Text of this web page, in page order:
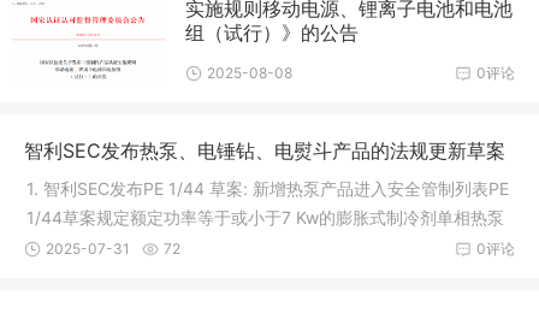
实施规则移动电源、锂离子电池和电池
组（试行）》的公告
0评论
2025-08-08
智利SEC发布热泵、电锤钻、电熨斗产品的法规更新草案
1. 智利SEC发布PE 1/44 草案: 新增热泵产品进入安全管制列表PE
1/44草案规定额定功率等于或小于7 Kw的膨胀式制冷剂单相热泵
的安全认证要求。产品范围包括： - 用于家庭热水供应的热泵。 -
0评论
2025-07-31 72